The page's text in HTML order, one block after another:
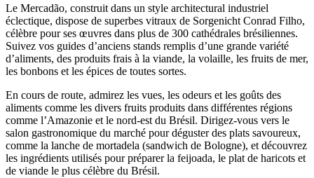
Le Mercadão, construit dans un style architectural industriel
éclectique, dispose de superbes vitraux de Sorgenicht Conrad Filho,
célèbre pour ses œuvres dans plus de 300 cathédrales brésiliennes.
Suivez vos guides d’anciens stands remplis d’une grande variété
d’aliments, des produits frais à la viande, la volaille, les fruits de mer,
les bonbons et les épices de toutes sortes.
En cours de route, admirez les vues, les odeurs et les goûts des
aliments comme les divers fruits produits dans différentes régions
comme l’Amazonie et le nord-est du Brésil. Dirigez-vous vers le
salon gastronomique du marché pour déguster des plats savoureux,
comme la lanche de mortadela (sandwich de Bologne), et découvrez
les ingrédients utilisés pour préparer la feijoada, le plat de haricots et
de viande le plus célèbre du Brésil.